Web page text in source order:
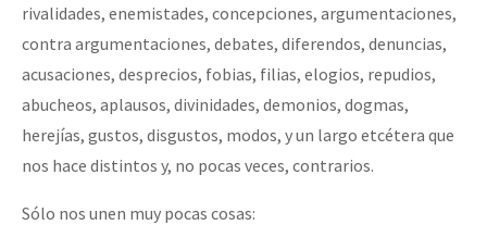
rivalidades, enemistades, concepciones, argumentaciones,
contra argumentaciones, debates, diferendos, denuncias,
acusaciones, desprecios, fobias, filias, elogios, repudios,
abucheos, aplausos, divinidades, demonios, dogmas,
herejías, gustos, disgustos, modos, y un largo etcétera que
nos hace distintos y, no pocas veces, contrarios.
Sólo nos unen muy pocas cosas: